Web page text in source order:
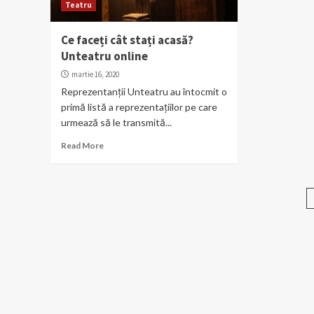
Teatru
Ce faceți cât stați acasă?
Unteatru online
martie 16, 2020
Reprezentanții Unteatru au întocmit o
primă listă a reprezentațiilor pe care
urmează să le transmită...
Read More